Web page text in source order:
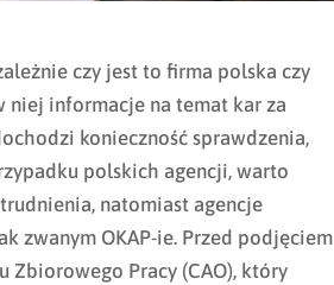
czy jest to firma polska czy
niej informacje na temat kar za
konieczność sprawdzenia,
polskich agencji, warto
natomiast agencje
zwanym OKAP-ie. Przed podjęciem
Zbiorowego Pracy (CAO), który